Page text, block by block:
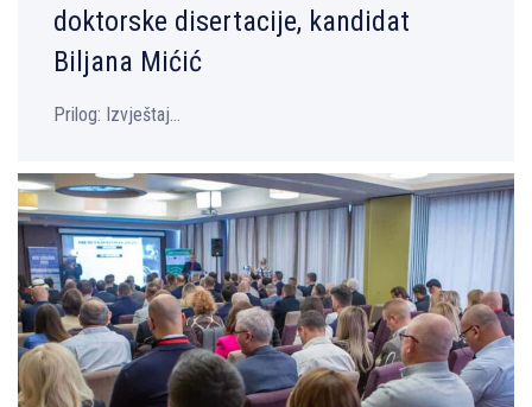
doktorske disertacije, kandidat
Bilјana Mićić
Prilog: Izvještaj...